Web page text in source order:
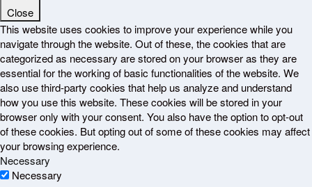
Close
This website uses cookies to improve your experience while you
navigate through the website. Out of these, the cookies that are
categorized as necessary are stored on your browser as they are
essential for the working of basic functionalities of the website. We
also use third-party cookies that help us analyze and understand
how you use this website. These cookies will be stored in your
browser only with your consent. You also have the option to opt-out
of these cookies. But opting out of some of these cookies may affect
your browsing experience.
Necessary
Necessary